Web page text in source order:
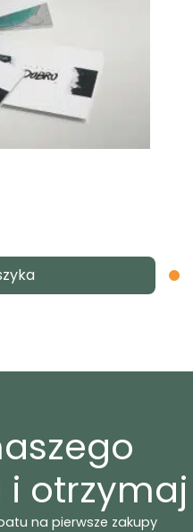
otrzymaj
na pierwsze zakupy